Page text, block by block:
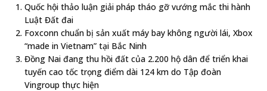
Quốc hội thảo luận giải pháp tháo gỡ vướng mắc thi hành
Luật Đất đai
Foxconn chuẩn bị sản xuất máy bay không người lái, Xbox
“made in Vietnam” tại Bắc Ninh
Đồng Nai đang thu hồi đất của 2.200 hộ dân để triển khai
tuyến cao tốc trọng điểm dài 124 km do Tập đoàn
Vingroup thực hiện